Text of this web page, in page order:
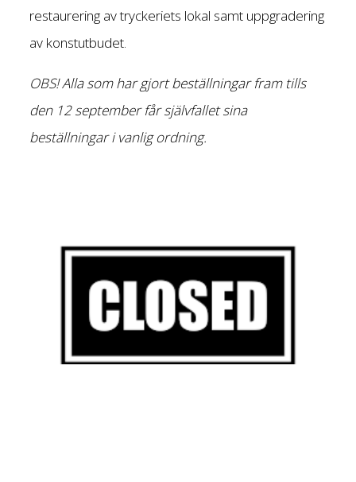
restaurering av tryckeriets lokal samt uppgradering
av konstutbudet.
OBS! Alla som har gjort beställningar fram tills
den 12 september får självfallet sina
beställningar i vanlig ordning.